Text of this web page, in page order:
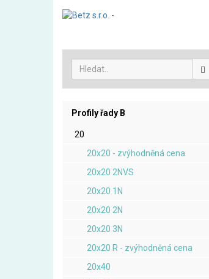
Profily řady B
20
20x20 - zvýhodněná cena
20x20 2NVS
20x20 1N
20x20 2N
20x20 3N
20x20 R - zvýhodněná cena
20x40